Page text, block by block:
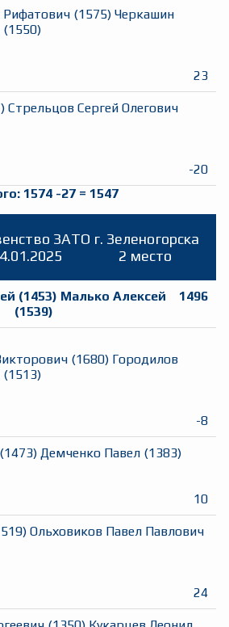
Рифатович (1575) Черкашин
(1550)
23
) Стрельцов Сергей Олегович
-20
1574 -27= 1547
ЗАТО г. Зеленогорска
2 место
(1453) Малько Алексей
(1539)
1496
(1680) Городилов
(1513)
-8
(1473) Демченко Павел (1383)
10
) Ольховиков Павел Павлович
24